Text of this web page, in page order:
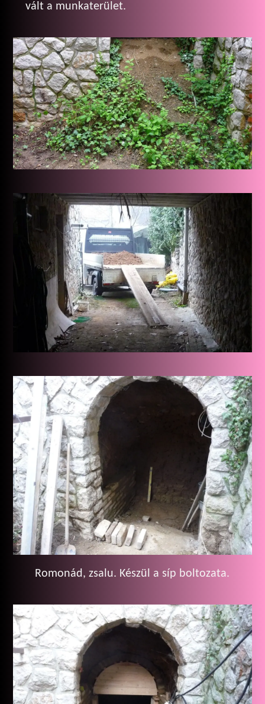
vált a munkaterület.
Romonád, zsalu. Készül a síp boltozata.